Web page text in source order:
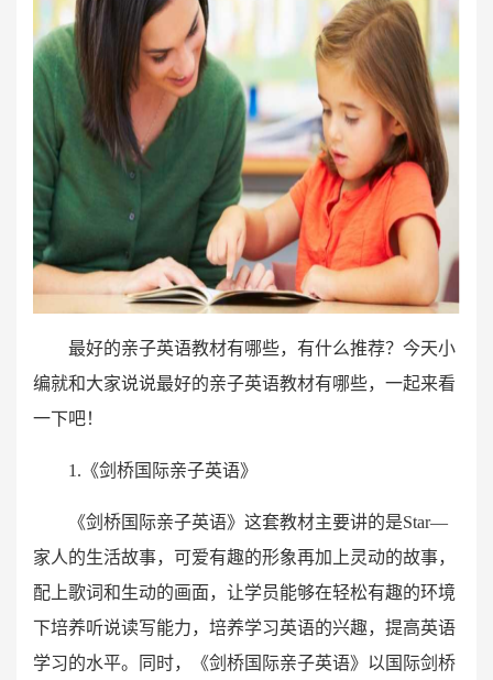
最好的亲子英语教材有哪些，有什么推荐？今天小
编就和大家说说最好的亲子英语教材有哪些，一起来看
一下吧！
1.《剑桥国际亲子英语》
《剑桥国际亲子英语》这套教材主要讲的是Star—
家人的生活故事，可爱有趣的形象再加上灵动的故事，
配上歌词和生动的画面，让学员能够在轻松有趣的环境
下培养听说读写能力，培养学习英语的兴趣，提高英语
学习的水平。同时，《剑桥国际亲子英语》以国际剑桥